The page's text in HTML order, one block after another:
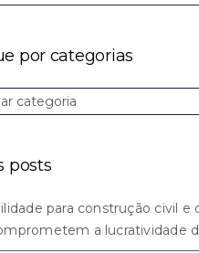
por categorias
posts
para construção civil e
a lucratividade